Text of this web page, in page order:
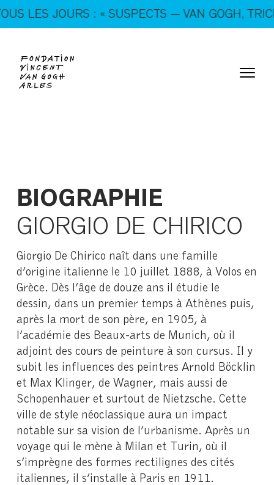
En ce moment, tous les jours : « SUSPECTS — VAN
GOGH, TRICKSTERS & CO. »
JOURS : « SUSPECTS — VAN GOGH,
BIOGRAPHIE
GIORGIO DE CHIRICO
Giorgio De Chirico naît dans une famille
d’origine italienne le 10 juillet 1888, à Volos en
Grèce. Dès l’âge de douze ans il étudie le
dessin, dans un premier temps à Athènes puis,
après la mort de son père, en 1905, à
l’académie des Beaux-arts de Munich, où il
adjoint des cours de peinture à son cursus. Il y
subit les influences des peintres Arnold Böcklin
et Max Klinger, de Wagner, mais aussi de
Schopenhauer et surtout de Nietzsche. Cette
ville de style néoclassique aura un impact
notable sur sa vision de l’urbanisme. Après un
voyage qui le mène à Milan et Turin, où il
s’imprègne des formes rectilignes des cités
italiennes, il s’installe à Paris en 1911.